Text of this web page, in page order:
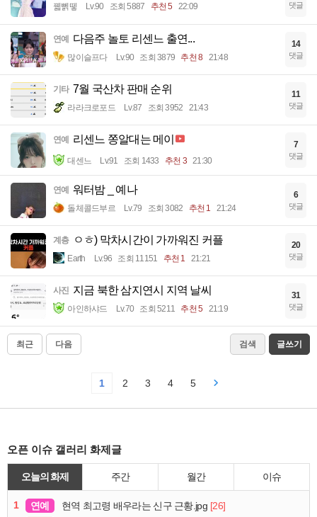
꿻뻵뗗 Lv.90 조회 5887 추천 5 22:09 댓글
연예 다음주 놀토 리센느 출연...
많이슬프다 Lv.90 조회 3879 추천 8 21:48
14
댓글
기타 7월 국산차 판매 순위
라라크로포드 Lv.87 조회 3952 21:43
11
댓글
연예 리센느 쫑알대는 메이
대센느 Lv.91 조회 1433 추천 3 21:30
7
댓글
연예 워터밤 _ 예나
돌체콜드부르 Lv.79 조회 3082 추천 1 21:24
6
댓글
계층 ㅇㅎ) 막차시간이 가까워진 커플
Earth Lv.96 조회 11151 추천 1 21:21
20
댓글
사진 지금 북한 삼지연시 지역 날씨
아인하샤드 Lv.70 조회 5211 추천 5 21:19
31
댓글
최근 다음 검색 글쓰기
1 2 3 4 5
오픈 이슈 갤러리 화제글
오늘의 화제 주간 월간 이슈
1 연예 현역 최고령 배우라는 신구 근황.jpg [26]